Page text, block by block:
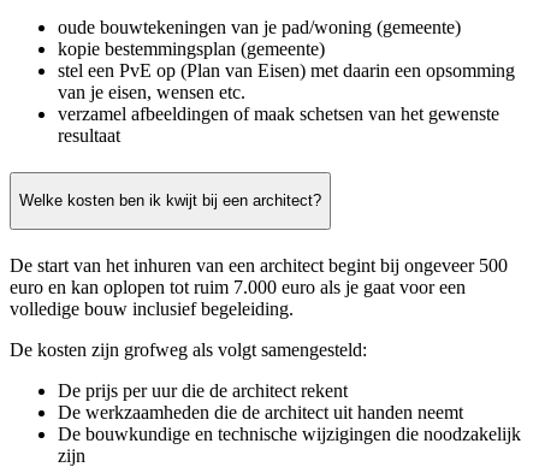
oude bouwtekeningen van je pad/woning (gemeente)
kopie bestemmingsplan (gemeente)
stel een PvE op (Plan van Eisen) met daarin een opsomming
van je eisen, wensen etc.
verzamel afbeeldingen of maak schetsen van het gewenste
resultaat
Welke kosten ben ik kwijt bij een architect?
De start van het inhuren van een architect begint bij ongeveer 500
euro en kan oplopen tot ruim 7.000 euro als je gaat voor een
volledige bouw inclusief begeleiding.
De kosten zijn grofweg als volgt samengesteld:
De prijs per uur die de architect rekent
De werkzaamheden die de architect uit handen neemt
De bouwkundige en technische wijzigingen die noodzakelijk
zijn